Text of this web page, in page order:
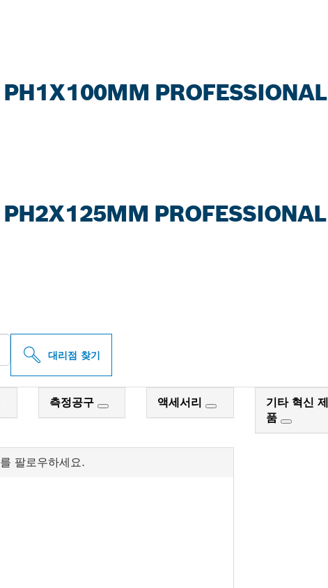
PH1X100MM PROFESSIONAL
PH2X125MM PROFESSIONAL
대리점 찾기
측정공구 액세서리
기타 혁신 제
품
팔로우하세요.